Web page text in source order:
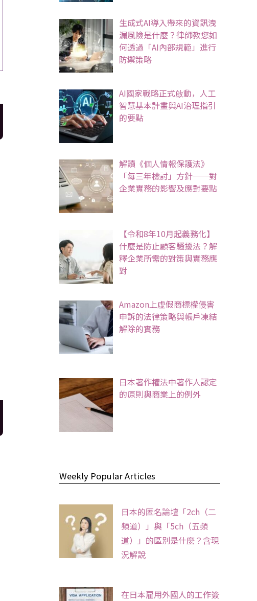
生成式AI導入帶來的資訊洩
漏風險是什麼？律師教您如
何透過「AI內部規範」進行
防禦策略
AI國家戰略正式啟動，人工
智慧基本計畫與AI治理指引
的要點
解讀《個人情報保護法》
「每三年檢討」方針──對
企業實務的影響及應對要點
【令和8年10月起義務化】
什麼是防止顧客騷擾法？解
釋企業所需的對策與實務應
對
Amazon上虛假商標權侵害
申訴的法律策略與帳戶凍結
解除的實務
日本著作權法中著作人認定
的原則與商業上的例外
Weekly Popular Articles
日本的匿名論壇「2ch（二
頻道）」與「5ch（五頻
道）」的區別是什麼？含現
況解說
在日本雇用外國人的工作簽